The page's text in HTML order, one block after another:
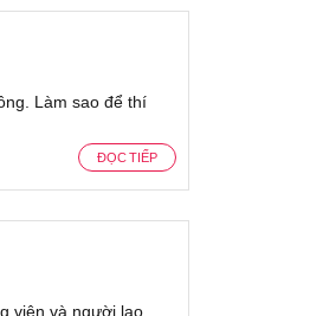
Làm sao để thí
ĐỌC TIẾP
viên và người lao